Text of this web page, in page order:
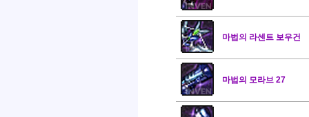
마법의 라센트 보우건
마법의 모라브 27